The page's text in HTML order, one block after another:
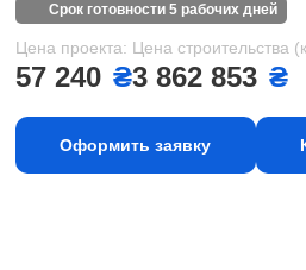
срок готовности 5 рабочих дней
Цена проекта:
57 240 ₴
Цена строительства
3 862 853 ₴
Оформить заявку